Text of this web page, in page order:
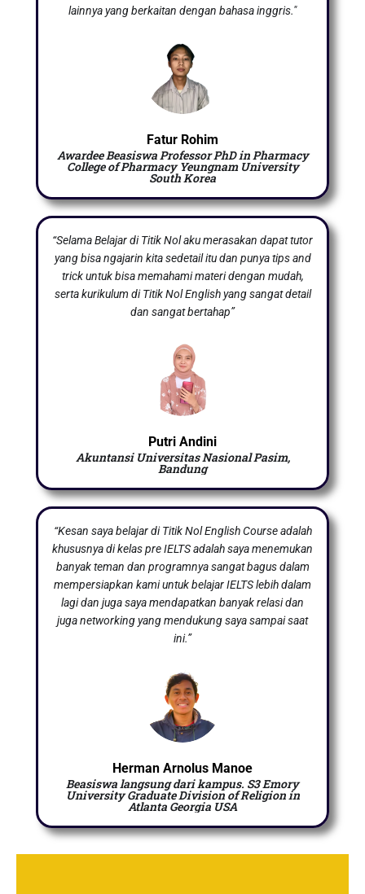
lainnya yang berkaitan dengan bahasa inggris."
Fatur Rohim
Awardee Beasiswa Professor PhD in Pharmacy
College of Pharmacy Yeungnam University
South Korea
“Selama Belajar di Titik Nol aku merasakan dapat tutor
yang bisa ngajarin kita sedetail itu dan punya tips and
trick untuk bisa memahami materi dengan mudah,
serta kurikulum di Titik Nol English yang sangat detail
dan sangat bertahap”
Putri Andini
Akuntansi Universitas Nasional Pasim,
Bandung
“Kesan saya belajar di Titik Nol English Course adalah
khususnya di kelas pre IELTS adalah saya menemukan
banyak teman dan programnya sangat bagus dalam
mempersiapkan kami untuk belajar IELTS lebih dalam
lagi dan juga saya mendapatkan banyak relasi dan
juga networking yang mendukung saya sampai saat
ini.”
Herman Arnolus Manoe
Beasiswa langsung dari kampus. S3 Emory
University Graduate Division of Religion in
Atlanta Georgia USA